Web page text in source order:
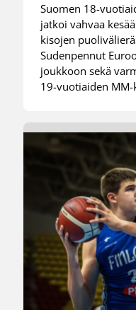
Suomen 18-
jatkoi vahvaa
kisojen
Sudenpennut
joukkoon sekä
19-vuotiaiden